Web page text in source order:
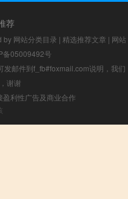
荐
by 网站分类目录 | 精选推荐文章 | 网站
备05009492号
发邮件到f_fb#foxmail.com说明，我们
谢谢
利性广告及商业合作